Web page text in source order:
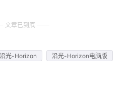
文章已到底
沿光-Horizon
沿光-Horizon电脑版